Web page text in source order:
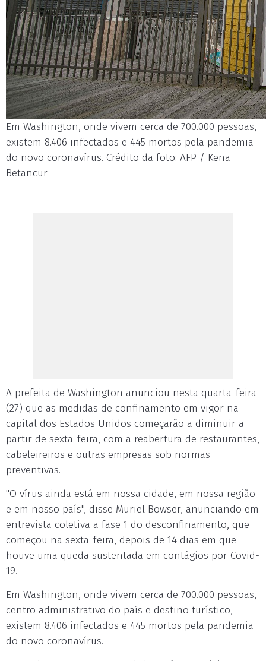
Em Washington, onde vivem cerca de 700.000 pessoas,
existem 8.406 infectados e 445 mortos pela pandemia
do novo coronavírus. Crédito da foto: AFP / Kena
Betancur
A prefeita de Washington anunciou nesta quarta-feira
(27) que as medidas de confinamento em vigor na
capital dos Estados Unidos começarão a diminuir a
partir de sexta-feira, com a reabertura de restaurantes,
cabeleireiros e outras empresas sob normas
preventivas.
"O vírus ainda está em nossa cidade, em nossa região
e em nosso país", disse Muriel Bowser, anunciando em
entrevista coletiva a fase 1 do desconfinamento, que
começou na sexta-feira, depois de 14 dias em que
houve uma queda sustentada em contágios por Covid-
19.
Em Washington, onde vivem cerca de 700.000 pessoas,
centro administrativo do país e destino turístico,
existem 8.406 infectados e 445 mortos pela pandemia
do novo coronavírus.